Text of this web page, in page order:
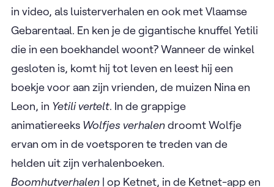
in video, als luisterverhalen en ook met Vlaamse
Gebarentaal. En ken je de gigantische knuffel Yetili
die in een boekhandel woont? Wanneer de winkel
gesloten is, komt hij tot leven en leest hij een
boekje voor aan zijn vrienden, de muizen Nina en
Leon, in Yetili vertelt. In de grappige
animatiereeks Wolfjes verhalendroomt Wolfje
ervan om in de voetsporen te treden van de
helden uit zijn verhalenboeken.
Boomhutverhalen | op Ketnet, in de Ketnet-app en